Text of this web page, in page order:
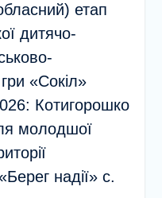
етап
дитячо-
«Сокіл»
Котигорошко
молодшої
надії» с.